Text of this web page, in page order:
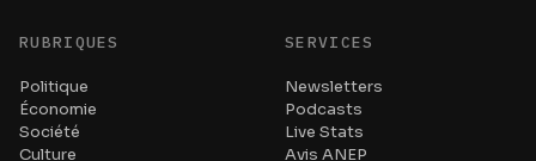
RUBRIQUES
Politique
Économie
Société
Culture
SERVICES
Newsletters
Podcasts
Live Stats
Avis ANEP